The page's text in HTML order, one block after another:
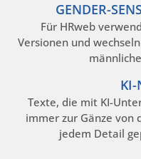
GENDER-
Für HRweb
Versionen und
KI-
Texte, die mit KI-
immer zur Gänze von
jedem Detail